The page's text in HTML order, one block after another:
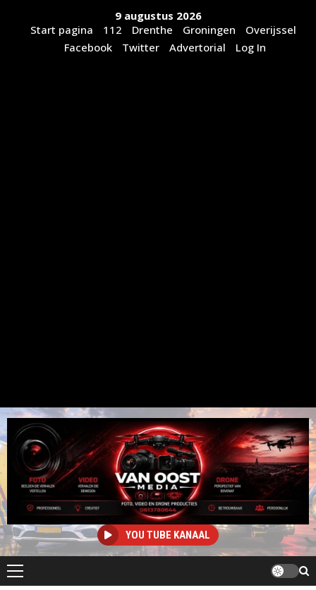
9 augustus 2026
Start pagina
112 Drenthe Groningen
Overijssel
Facebook
Twitter Advertorial Log In
YOU TUBE KANAAL
Primair